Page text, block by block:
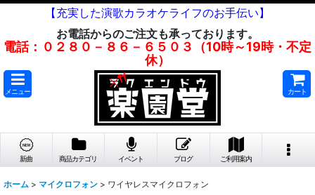
【充実した演歌カラオケライフのお手伝い】
お電話からのご注文も承っております。
電話：０２８０－８６－６５０３（10時～19時・不定
休）
メニュー カート
新曲 商品カテゴリ イベント ブログ ご利用案内
ホーム > マイクロフォン > ワイヤレスマイクロフォン